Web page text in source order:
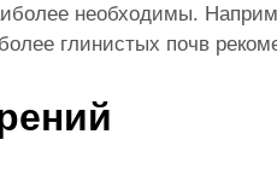
необходимы.
глинистых почв